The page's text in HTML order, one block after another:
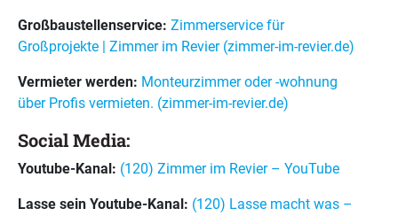
Großbaustellenservice: Zimmerservice für
Großprojekte | Zimmer im Revier (zimmer-im-revier.de)
Vermieter werden: Monteurzimmer oder -wohnung
über Profis vermieten. (zimmer-im-revier.de)
Social Media:
Youtube-Kanal: (120) Zimmer im Revier – YouTube
Lasse sein Youtube-Kanal: (120) Lasse macht was –